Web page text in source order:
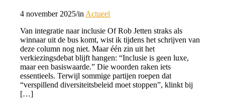
4 november 2025/in Actueel
Van integratie naar inclusie Of Rob Jetten straks als
winnaar uit de bus komt, wist ik tijdens het schrijven van
deze column nog niet. Maar één zin uit het
verkiezingsdebat blijft hangen: “Inclusie is geen luxe,
maar een basiswaarde.” Die woorden raken iets
essentieels. Terwijl sommige partijen roepen dat
“verspillend diversiteitsbeleid moet stoppen”, klinkt bij
[…]